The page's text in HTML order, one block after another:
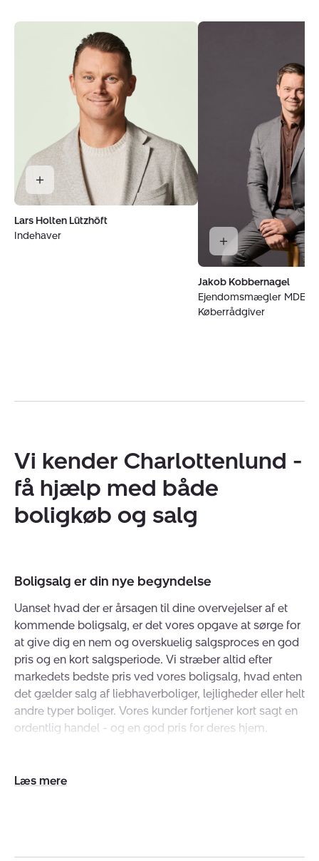
Lars Holten Lützhöft
Indehaver
Jakob Kobbernagel
Ejendomsmægler MDE
Køberrådgiver
Vi kender Charlottenlund -
få hjælp med både
boligkøb og salg
Boligsalg er din nye begyndelse
Uanset hvad der er årsagen til dine overvejelser af et
kommende boligsalg, er det vores opgave at sørge for
at give dig en nem og overskuelig salgsproces en god
pris og en kort salgsperiode. Vi stræber altid efter
markedets bedste pris ved vores boligsalg, hvad enten
det gælder salg af liebhaverboliger, lejligheder eller helt
andre typer boliger. Vores kunder fortjener kort sagt en
ordentlig handel - og en god pris for deres hjem.